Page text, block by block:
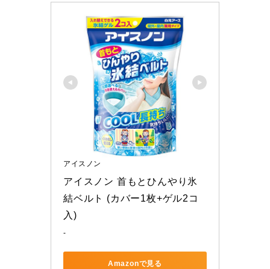
アイスノン
アイスノン 首もとひんやり氷
結ベルト (カバー1枚+ゲル2コ
入)
-
Amazonで見る